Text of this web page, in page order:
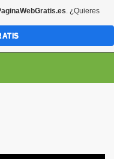
. ¿Quieres